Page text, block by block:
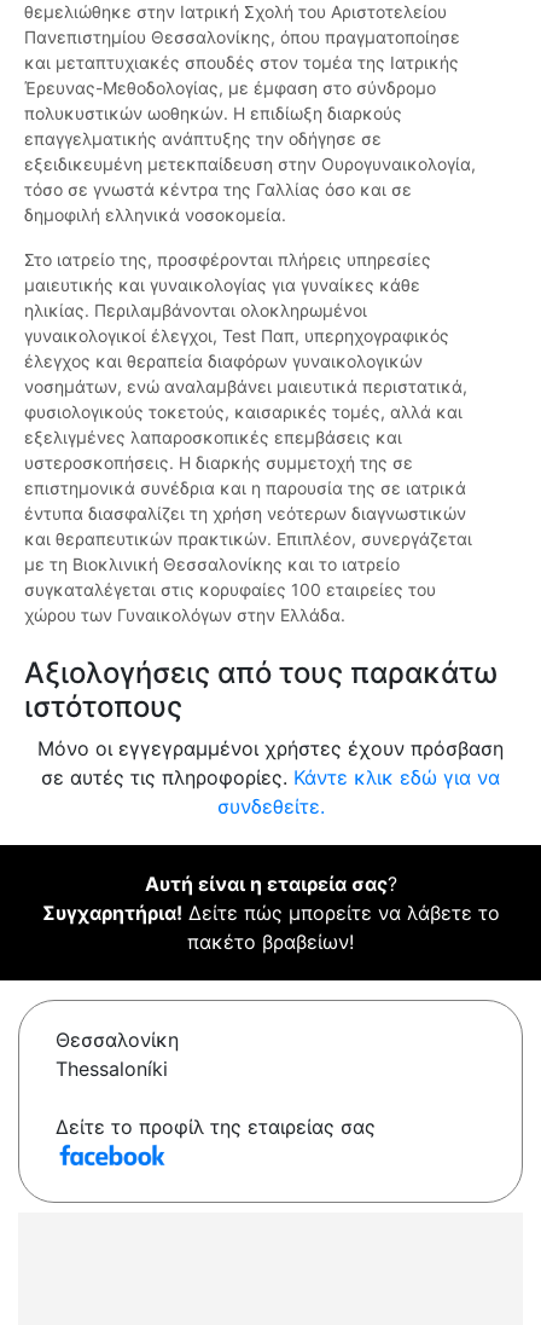
θεμελιώθηκε στην Ιατρική Σχολή του Αριστοτελείου
Πανεπιστημίου Θεσσαλονίκης, όπου πραγματοποίησε
και μεταπτυχιακές σπουδές στον τομέα της Ιατρικής
Έρευνας-Μεθοδολογίας, με έμφαση στο σύνδρομο
πολυκυστικών ωοθηκών. Η επιδίωξη διαρκούς
επαγγελματικής ανάπτυξης την οδήγησε σε
εξειδικευμένη μετεκπαίδευση στην Ουρογυναικολογία,
τόσο σε γνωστά κέντρα της Γαλλίας όσο και σε
δημοφιλή ελληνικά νοσοκομεία.
Στο ιατρείο της, προσφέρονται πλήρεις υπηρεσίες
μαιευτικής και γυναικολογίας για γυναίκες κάθε
ηλικίας. Περιλαμβάνονται ολοκληρωμένοι
γυναικολογικοί έλεγχοι, Test Παπ, υπερηχογραφικός
έλεγχος και θεραπεία διαφόρων γυναικολογικών
νοσημάτων, ενώ αναλαμβάνει μαιευτικά περιστατικά,
φυσιολογικούς τοκετούς, καισαρικές τομές, αλλά και
εξελιγμένες λαπαροσκοπικές επεμβάσεις και
υστεροσκοπήσεις. Η διαρκής συμμετοχή της σε
επιστημονικά συνέδρια και η παρουσία της σε ιατρικά
έντυπα διασφαλίζει τη χρήση νεότερων διαγνωστικών
και θεραπευτικών πρακτικών. Επιπλέον, συνεργάζεται
με τη Βιοκλινική Θεσσαλονίκης και το ιατρείο
συγκαταλέγεται στις κορυφαίες 100 εταιρείες του
χώρου των Γυναικολόγων στην Ελλάδα.
Αξιολογήσεις από τους παρακάτω
ιστότοπους
Μόνο οι εγγεγραμμένοι χρήστες έχουν πρόσβαση
σε αυτές τις πληροφορίες. Κάντε κλικ εδώ για να
συνδεθείτε.
Αυτή είναι η εταιρεία σας?
Συγχαρητήρια! Δείτε πώς μπορείτε να λάβετε το
πακέτο βραβείων!
Θεσσαλονίκη
Thessaloníki
Δείτε το προφίλ της εταιρείας σας